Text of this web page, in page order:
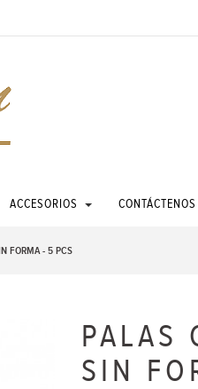
ACCESORIOS CONTÁCTENOS
FORMA - 5 PCS
PALAS
SIN